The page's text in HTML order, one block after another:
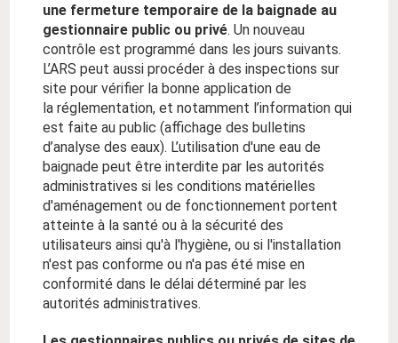
une fermeture temporaire de la baignade au
gestionnaire public ou privé. Un nouveau
contrôle est programmé dans les jours suivants.
L’ARS peut aussi procéder à des inspections sur
site pour vérifier la bonne application de
la réglementation, et notamment l’information qui
est faite au public (affichage des bulletins
d’analyse des eaux). L’utilisation d'une eau de
baignade peut être interdite par les autorités
administratives si les conditions matérielles
d'aménagement ou de fonctionnement portent
atteinte à la santé ou à la sécurité des
utilisateurs ainsi qu'à l'hygiène, ou si l'installation
n'est pas conforme ou n'a pas été mise en
conformité dans le délai déterminé par les
autorités administratives.